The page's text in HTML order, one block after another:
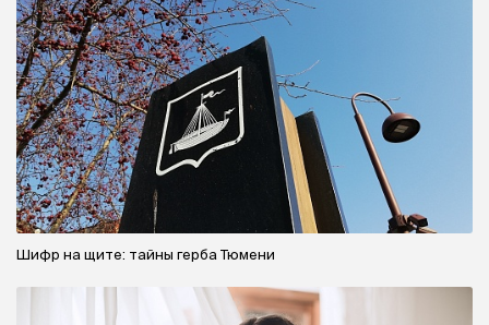
Шифр на щите: тайны герба Тюмени